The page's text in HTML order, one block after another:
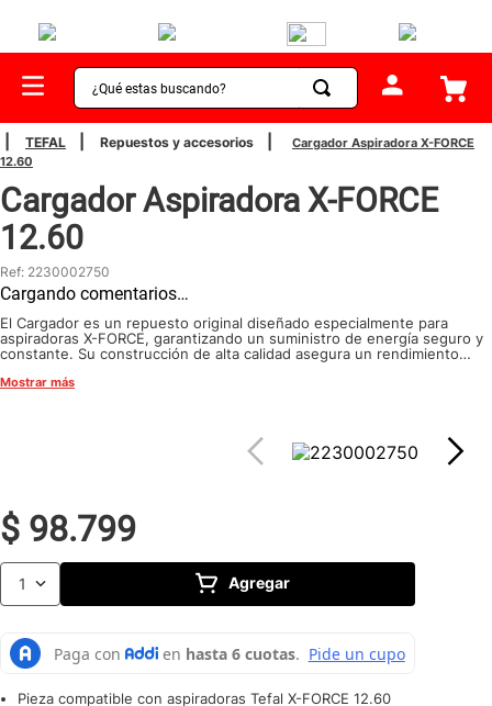
¿Qué estas buscando?
TEFAL Repuestos y accesorios
Cargador Aspiradora X-FORCE
12.60
Cargador Aspiradora X-FORCE
12.60
Ref: 2230002750
Cargando comentarios…
El Cargador es un repuesto original diseñado especialmente para
aspiradoras X-FORCE, garantizando un suministro de energía seguro y
constante. Su construcción de alta calidad asegura un rendimiento
una carga eficiente para mantener tu aspiradora siempre lista para
Mostrar más
$ 98.799
1 Agregar
Pieza compatible con aspiradoras Tefal X-FORCE 12.60
TÉRMINOS MÁS BUSCADOS
2 .
bateria
5.
aspiradora
6.
ventilador
acero inoxidable